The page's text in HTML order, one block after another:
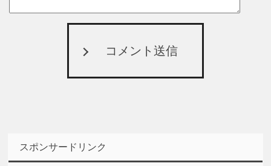
コメント送信
スポンサードリンク